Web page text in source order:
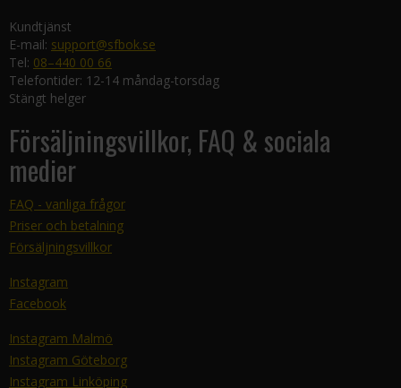
Kundtjänst
E-mail: support@sfbok.se
Tel: 08–440 00 66
Telefontider: 12-14 måndag-torsdag
Stängt helger
Försäljningsvillkor, FAQ & sociala
medier
FAQ - vanliga frågor
Priser och betalning
Försäljningsvillkor
Instagram
Facebook
Instagram Malmö
Instagram Göteborg
Instagram Linköping